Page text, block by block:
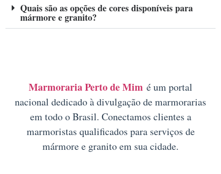
Quais são as opções de cores disponíveis para
mármore e granito?
Marmoraria Perto de Mim é um portal
nacional dedicado à divulgação de marmorarias
em todo o Brasil. Conectamos clientes a
marmoristas qualificados para serviços de
mármore e granito em sua cidade.